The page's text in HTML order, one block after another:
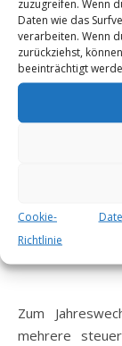
zuzugreifen. Wenn
Daten wie das
verarbeiten. Wenn
zurückziehst,
beeinträchtigt
Cookie-
Richtlinie
Entscheidung
steuerliche
politische
Von
Zum Jahreswechsel 2024/2025 treten in Deutschland
mehrere